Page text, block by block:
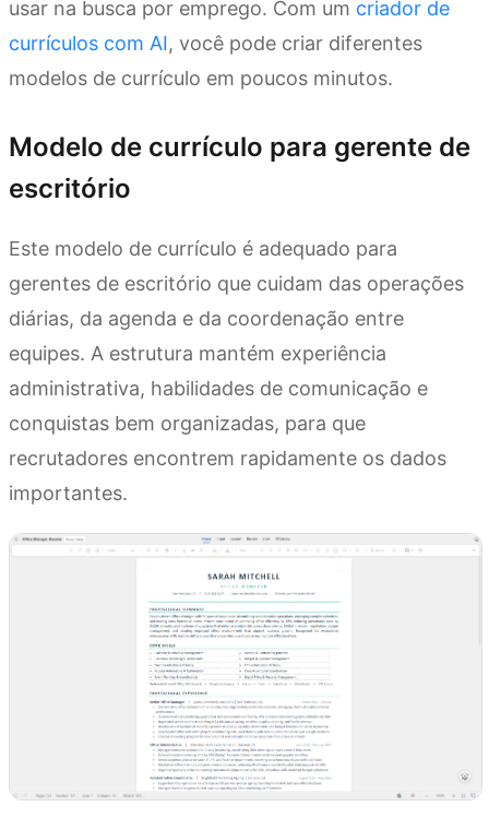
usar na busca por emprego. Com um criador de
currículos com AI, você pode criar diferentes
modelos de currículo em poucos minutos.
Modelo de currículo para gerente de
escritório
Este modelo de currículo é adequado para
gerentes de escritório que cuidam das operações
diárias, da agenda e da coordenação entre
equipes. A estrutura mantém experiência
administrativa, habilidades de comunicação e
conquistas bem organizadas, para que
recrutadores encontrem rapidamente os dados
importantes.